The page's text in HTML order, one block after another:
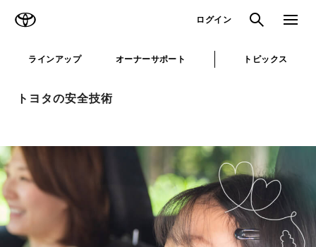
ログイン 検索 メニュ
ラインアップ オーナーサポート トピックス
トヨタの安全技術